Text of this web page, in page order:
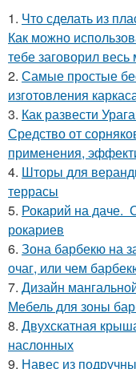
1. Что сделать из
Как можно
тебе заговорил весь
2. Самые простые
изготовления
3. Как развести
Средство от
применения,
4. Шторы для
террасы
5. Рокарий на даче.
рокариев
6. Зона барбекю на
очаг, или чем
7. Дизайн
Мебель для зоны
8. Двухскатная
наслонных
9. Навес из